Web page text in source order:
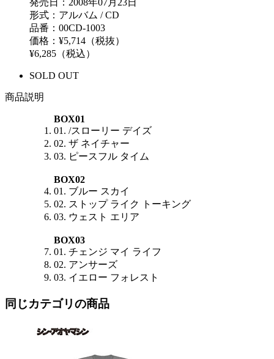
形式：アルバム / CD
品番：00CD-1003
価格：¥5,714（税抜）
¥6,285（税込）
SOLD OUT
商品説明
BOX01
01. /スローリー デイズ
02. ザ ネイチャー
03. ピースフル タイム
BOX02
01. ブルー スカイ
02. ストップ ライク トーキング
03. ウェスト エリア
BOX03
01. チェンジ マイ ライフ
02. アンサーズ
03. イエロー フォレスト
同じカテゴリの商品